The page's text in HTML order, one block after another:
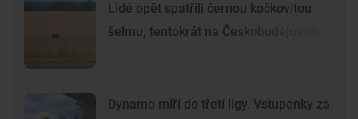
Lidé opět spatřili černou kočkovitou
šelmu, tentokrát na Českobudějovicku
Dynamo míří do třetí ligy. Vstupenky za